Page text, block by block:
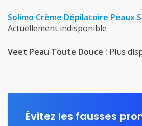
Solimo Crème Dépilatoire Peaux
Actuellement indisponible
Veet Peau Toute Douce : Plus
Évitez les fausses